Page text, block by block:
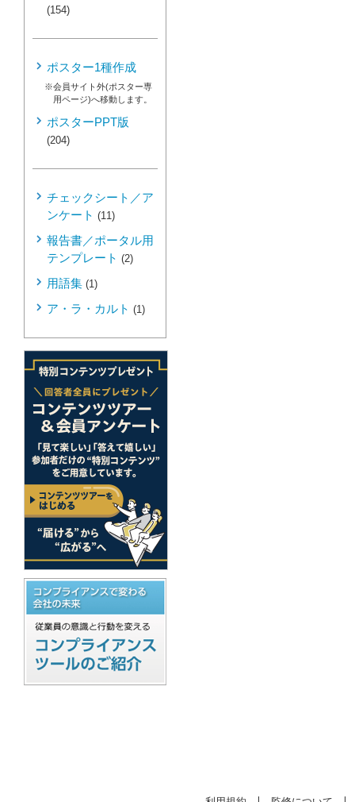
(154)
ポスター1種作成
※会員サイト外(ポスター専
用ページ)へ移動します。
ポスターPPT版
(204)
チェックシート／ア
ンケート (11)
報告書／ポータル用
テンプレート (2)
用語集 (1)
ア・ラ・カルト (1)